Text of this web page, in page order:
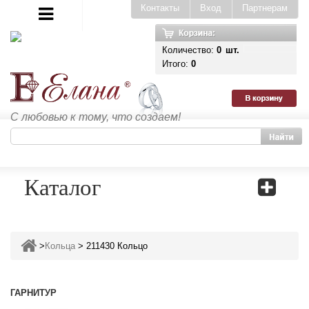
С любовью к тому, что создаем!
Партнерам
Вход
Контакты
Количество: 0 шт.
Итого: 0
Каталог
> Кольца > 211430 Кольцо
ГАРНИТУР